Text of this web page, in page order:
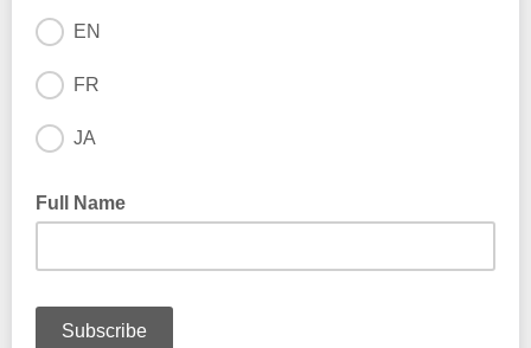
EN
FR
JA
Full Name